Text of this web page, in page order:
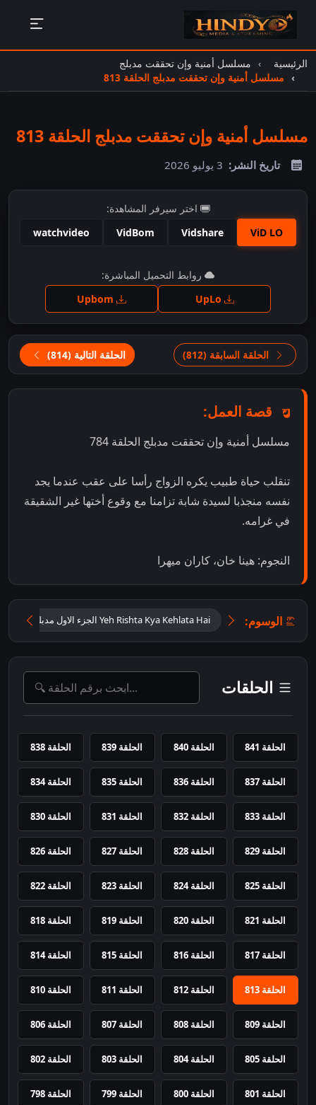
الرئيسية
مسلسل أمنية وإن تحققت مدبلج
مسلسل أمنية وإن تحققت مدبلج الحلقة 813
مسلسل أمنية وإن تحققت مدبلج الحلقة 813
تاريخ النشر: 3 يوليو 2026
اختر سيرفر المشاهدة:
ViD LO
Vidshare
VidBom
watchvideo
اضغط للمشاهدة
روابط التحميل المباشرة:
الحلقة السابقة (812) الحلقة التالية (814)
قصة العمل:
مسلسل أمنية وإن تحققت مدبلج الحلقة 784
تنقلب حياة طبيب يكره الزواج رأسا على عقب عندما يجد
نفسه منجذبا لسيدة شابة تزامنا مع وقوع أختها غير الشقيقة
في غرامه.
النجوم: هينا خان، كاران ميهرا
الوسوم: Yeh Rishta Kya Kehlata Hai الجزء الاول مدبلج اون لاين
الحلقات
الحلقة 841 الحلقة 840 الحلقة 839 الحلقة 838
الحلقة 837 الحلقة 836 الحلقة 835 الحلقة 834
الحلقة 833 الحلقة 832 الحلقة 831 الحلقة 830
الحلقة 829 الحلقة 828 الحلقة 827 الحلقة 826
الحلقة 825 الحلقة 824 الحلقة 823 الحلقة 822
الحلقة 821 الحلقة 820 الحلقة 819 الحلقة 818
الحلقة 817 الحلقة 816 الحلقة 815 الحلقة 814
الحلقة 813 الحلقة 812 الحلقة 811 الحلقة 810
الحلقة 809 الحلقة 808 الحلقة 807 الحلقة 806
الحلقة 805 الحلقة 804 الحلقة 803 الحلقة 802
الحلقة 801 الحلقة 800 الحلقة 799 الحلقة 798